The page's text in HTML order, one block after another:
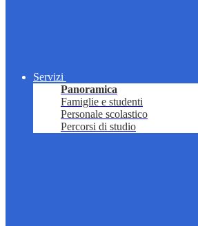
Servizi
Panoramica
Famiglie e studenti
Personale scolastico
Percorsi di studio